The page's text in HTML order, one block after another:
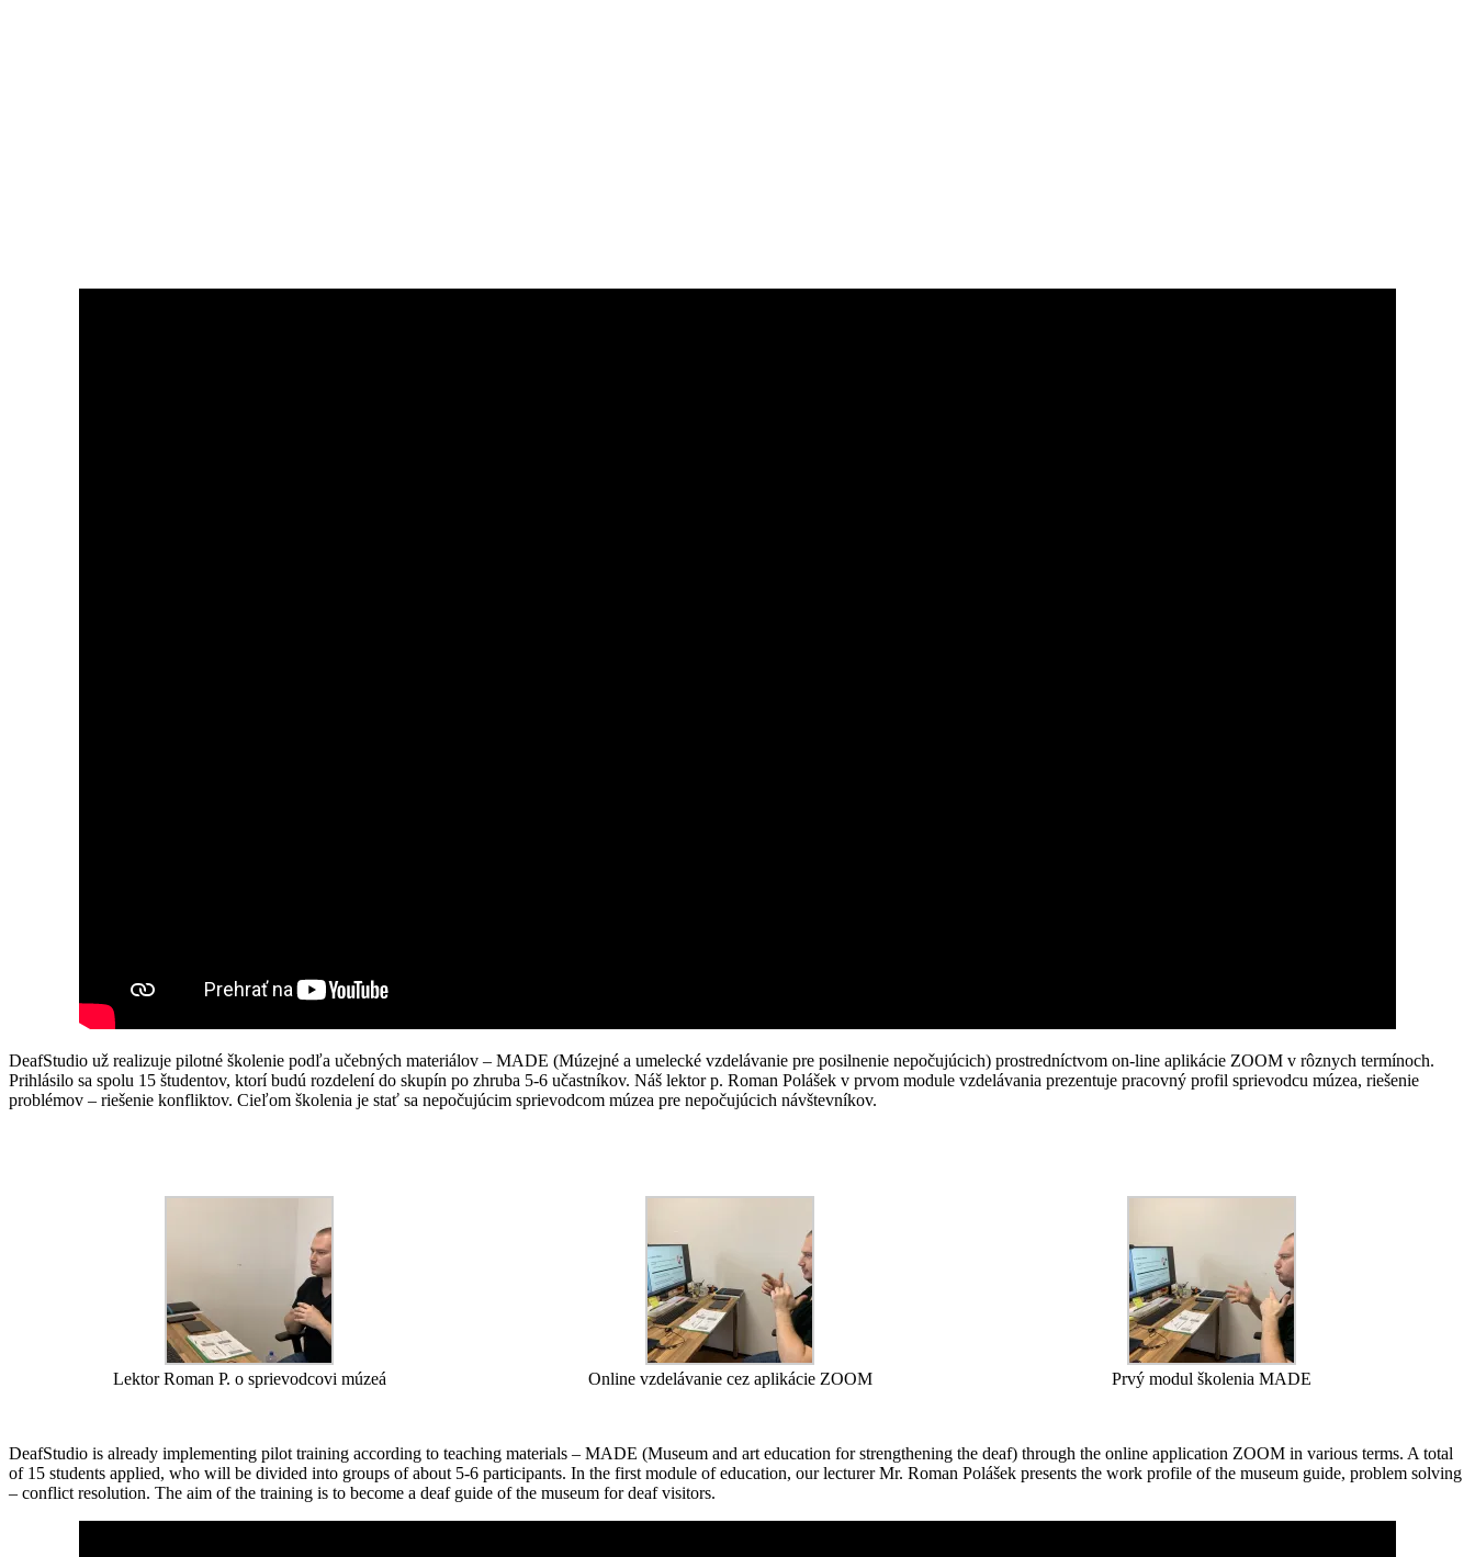
DeafStudio už realizuje pilotné školenie podľa učebných materiálov – MADE (Múzejné a umelecké vzdelávanie pre posilnenie nepočujúcich) prostredníctvom on-line aplikácie ZOOM v rôznych termínoch.
Prihlásilo sa spolu 15 študentov, ktorí budú rozdelení do skupín po zhruba 5-6 učastníkov. Náš lektor p. Roman Polášek v prvom module vzdelávania prezentuje pracovný profil sprievodcu múzea, riešenie
problémov – riešenie konfliktov. Cieľom školenia je stať sa nepočujúcim sprievodcom múzea pre nepočujúcich návštevníkov.
Lektor Roman P. o sprievodcovi múzeá Online vzdelávanie cez aplikácie ZOOM Prvý modul školenia MADE
DeafStudio is already implementing pilot training according to teaching materials – MADE (Museum and art education for strengthening the deaf) through the online application ZOOM in various terms. A total
of 15 students applied, who will be divided into groups of about 5-6 participants. In the first module of education, our lecturer Mr. Roman Polášek presents the work profile of the museum guide, problem solving
– conflict resolution. The aim of the training is to become a deaf guide of the museum for deaf visitors.